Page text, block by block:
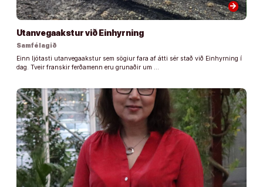
arrow_forward
Utanvegaakstur við Einhyrning
Samfélagið
Einn ljótasti utanvegaakstur sem sögiur fara af átti sér stað við Einhyrning í
dag. Tveir franskir ferðamenn eru grunaðir um …